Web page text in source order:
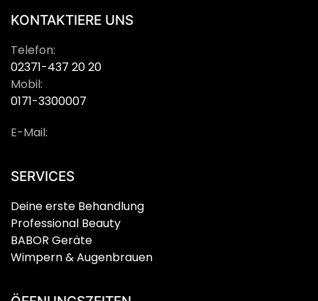
KONTAKTIERE UNS
Telefon:
02371-437 20 20
Mobil:
0171-3300007
E-Mail:
SERVICES
Deine erste Behandlung
Professional Beauty
BABOR Geräte
Wimpern & Augenbrauen